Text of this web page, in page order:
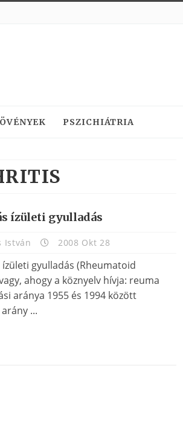
PSZICHIÁTRIA
ízületi gyulladás
István 2008 Okt 28
gyulladás (Rheumatoid
ahogy a köznyelv hívja: reuma
aránya 1955 és 1994 között
...